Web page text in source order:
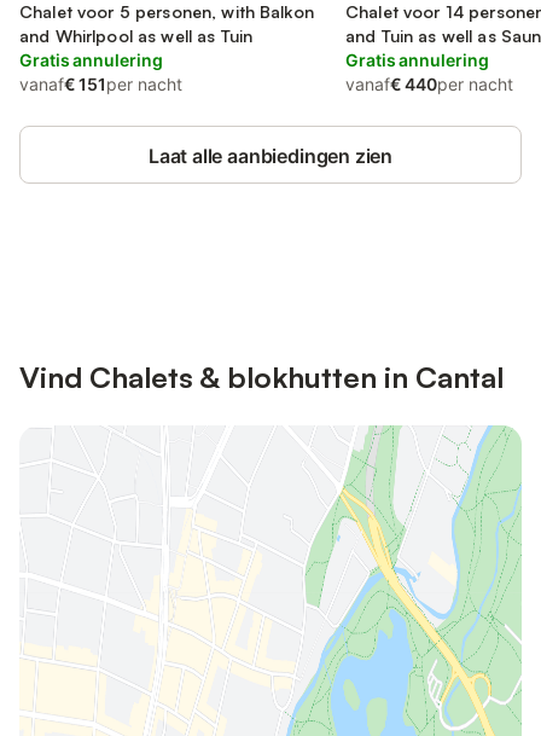
Chalet voor 5 personen, with Balkon
and Whirlpool as well as Tuin
Gratis annulering
vanaf€ 151per nacht
Flour
Chalet voor 14
and Tuin as well as
Gratis annulering
vanaf€ 440per nacht
Laat alle aanbiedingen zien
Vind Chalets & blokhutten in Cantal